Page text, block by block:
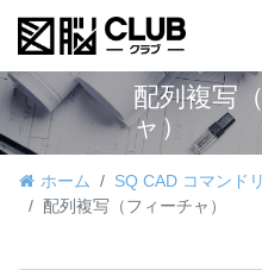
配列複写
ャ）
ホーム SQ CAD コマンド
配列複写（フィーチャ）